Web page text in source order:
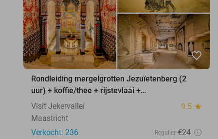
favorite_border
Rondleiding mergelgrotten Jezuïetenberg (2
uur) + koffie/thee + rijstevlaai +
waxinelichthouder
Visit Jekervallei 9.5 star
Maastricht
Verkocht: 236
Regulier €24